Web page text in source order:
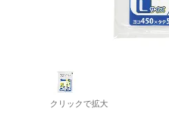
クリックで拡大